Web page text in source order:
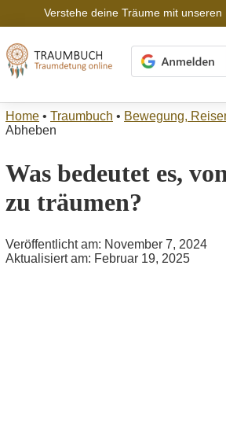
Verstehe deine Träume mit unseren
Home • Traumbuch • Bewegung,
Abheben
Was bedeutet es,
zu träumen?
Veröffentlicht am: November 7, 2024
Aktualisiert am: Februar 19, 2025